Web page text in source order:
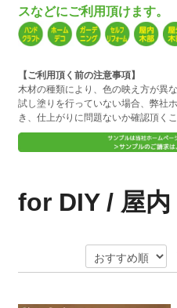
スなどにご利用頂けます。
【ご利用頂く前の注意事項】
木材の種類により、色の映え方が異
試し塗りを行っていない場合、弊社
き、仕上がりに問題ないか確認頂く
for DIY / 屋内